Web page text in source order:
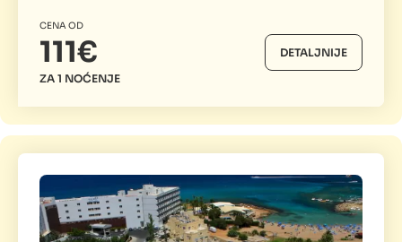
CENA OD
111€
ZA 1 NOĆENJE
DETALJNIJE